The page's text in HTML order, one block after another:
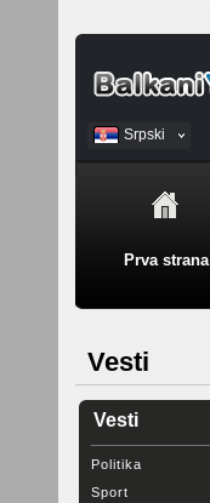
Srpski
BiH
Prva strana
Vesti
Vesti
Politika
Sport